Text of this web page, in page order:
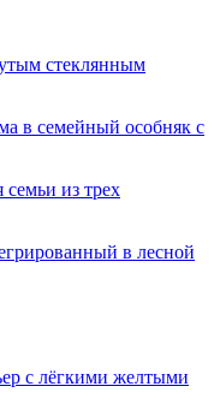
стеклянным
в семейный особняк с
из трех
в лесной
с лёгкими желтыми